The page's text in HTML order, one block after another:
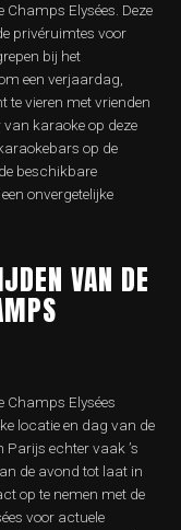
Champs Elysées. Deze
privéruimtes voor
bij het
een verjaardag,
te vieren met vrienden
van karaoke op deze
op de
beschikbare
onvergetelijke
VAN DE
Champs Elysées
locatie en dag van de
Parijs echter vaak ’s
de avond tot laat in
op te nemen met de
voor actuele